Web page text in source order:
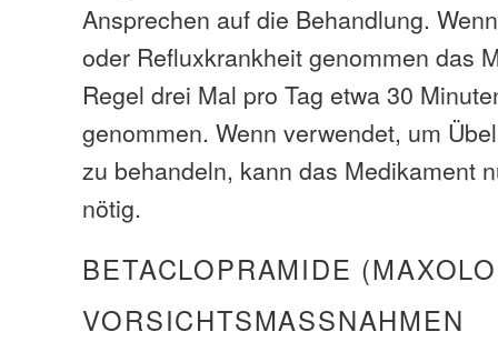
Ansprechen auf die Behandlung.
oder Refluxkrankheit genommen das
Regel drei Mal pro Tag etwa 30
genommen. Wenn verwendet, um
zu behandeln, kann das Medikament
nötig.
BETACLOPRAMIDE
VORSICHTSMASSNAHMEN